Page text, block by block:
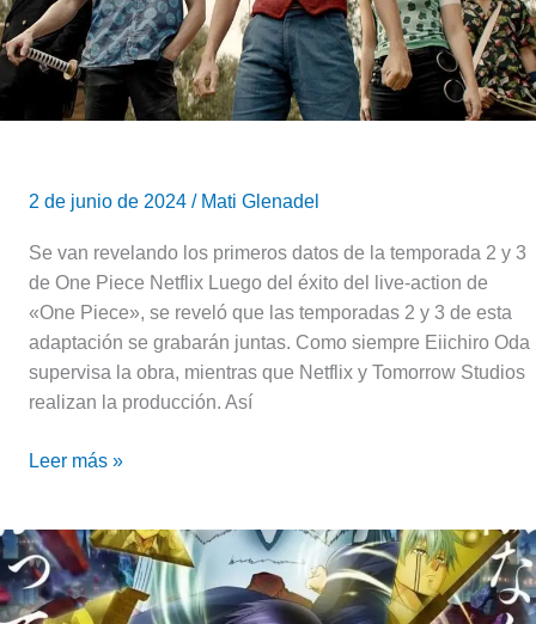
2 de junio de 2024 / Mati Glenadel
Se van revelando los primeros datos de la temporada 2 y 3
de One Piece Netflix Luego del éxito del live-action de
«One Piece», se reveló que las temporadas 2 y 3 de esta
adaptación se grabarán juntas. Como siempre Eiichiro Oda
supervisa la obra, mientras que Netflix y Tomorrow Studios
realizan la producción. Así
Piece
live-
action
Leer más »
Se
reveló
más